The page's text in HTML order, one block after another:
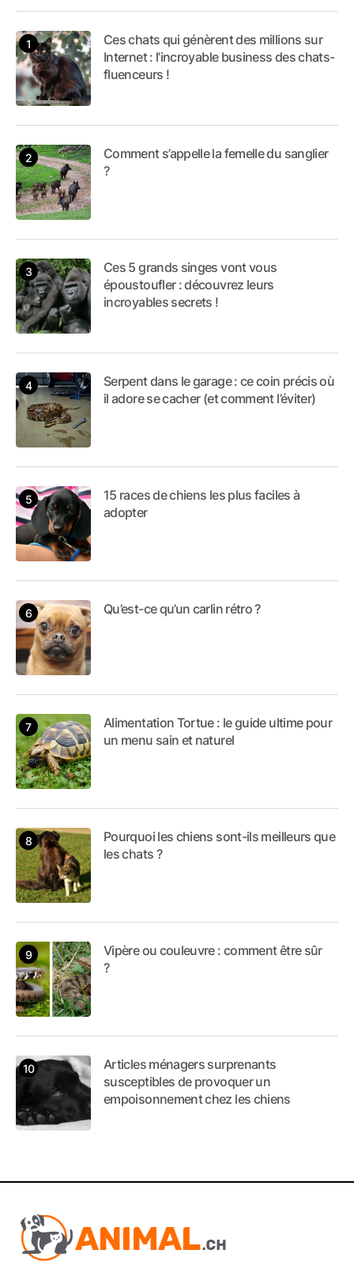
Ces chats qui génèrent des millions sur
Internet : l’incroyable business des chats-
fluenceurs !
Comment s’appelle la femelle du sanglier
?
Ces 5 grands singes vont vous
époustoufler : découvrez leurs
incroyables secrets !
Serpent dans le garage : ce coin précis où
il adore se cacher (et comment l’éviter)
15 races de chiens les plus faciles à
adopter
Qu’est-ce qu’un carlin rétro ?
Alimentation Tortue : le guide ultime pour
un menu sain et naturel
Pourquoi les chiens sont-ils meilleurs que
les chats ?
Vipère ou couleuvre : comment être sûr
?
Articles ménagers surprenants
susceptibles de provoquer un
empoisonnement chez les chiens